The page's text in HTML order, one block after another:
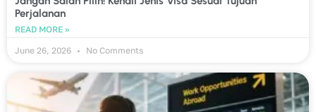
Perjalanan
READ MORE »
June 26, 2026
No Comments